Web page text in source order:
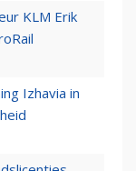
KLM Erik
Izhavia in